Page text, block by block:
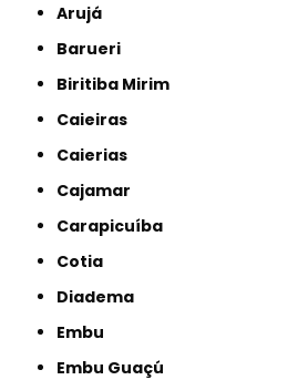
Arujá
Barueri
Biritiba Mirim
Caieiras
Caierias
Cajamar
Carapicuíba
Cotia
Diadema
Embu
Embu Guaçú